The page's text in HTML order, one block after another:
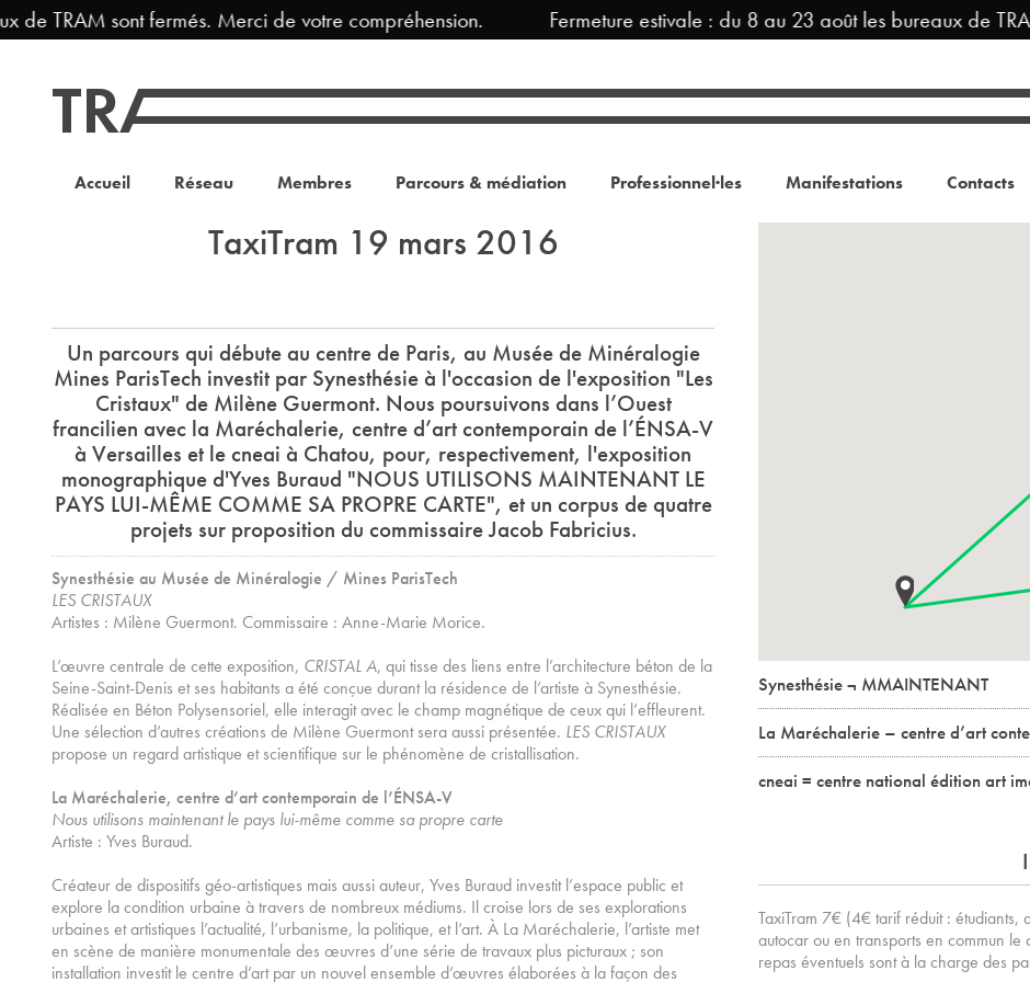
TRAM sont fermés. Merci de votre compréhension. Fermeture estivale : du 8 au 23 août les bureaux de
Accueil Réseau Membres Parcours & médiation Professionnel·les Manifestations Contacts
TaxiTram 19 mars 2016
Un parcours qui débute au centre de Paris, au Musée de Minéralogie
Mines ParisTech investit par Synesthésie à l'occasion de l'exposition "Les
Cristaux" de Milène Guermont. Nous poursuivons dans l’Ouest
francilien avec la Maréchalerie, centre d’art contemporain de l’ÉNSA-V
à Versailles et le cneai à Chatou, pour, respectivement, l'exposition
monographique d'Yves Buraud "NOUS UTILISONS MAINTENANT LE
PAYS LUI-MÊME COMME SA PROPRE CARTE", et un corpus de quatre
projets sur proposition du commissaire Jacob Fabricius.
Synesthésie au Musée de Minéralogie / Mines ParisTech
LES CRISTAUX
Artistes : Milène Guermont. Commissaire : Anne-Marie Morice.
L’œuvre centrale de cette exposition, CRISTAL A, qui tisse des liens entre l’architecture béton de la
Seine-Saint-Denis et ses habitants a été conçue durant la résidence de l’artiste à Synesthésie.
Réalisée en Béton Polysensoriel, elle interagit avec le champ magnétique de ceux qui l’effleurent.
Une sélection d’autres créations de Milène Guermont sera aussi présentée. LES CRISTAUX
propose un regard artistique et scientifique sur le phénomène de cristallisation.
La Maréchalerie, centre d’art contemporain de l’ÉNSA-V
Nous utilisons maintenant le pays lui-même comme sa propre carte
Artiste : Yves Buraud.
Créateur de dispositifs géo-artistiques mais aussi auteur, Yves Buraud investit l’espace public et
explore la condition urbaine à travers de nombreux médiums. Il croise lors de ses explorations
urbaines et artistiques l’actualité, l’urbanisme, la politique, et l’art. À La Maréchalerie, l’artiste met
en scène de manière monumentale des œuvres d’une série de travaux plus picturaux ; son
installation investit le centre d’art par un nouvel ensemble d’œuvres élaborées à la façon des
Synesthésie ¬ MMAINTENANT
La Maréchalerie – centre d’art
cneai = centre national édition art
TaxiTram 7€ (4€ tarif réduit : étudiants,
autocar ou en transports en commun le
repas éventuels sont à la charge des